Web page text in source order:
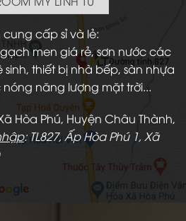
cấp sỉ và lẻ:
men giá rẻ, sơn nước các
sinh, thiết bị nhà bếp, sàn nhựa
năng lượng mặt trời...
Hòa Phú, Huyện Châu Thành,
: TL827, Ấp Hòa Phú 1, Xã